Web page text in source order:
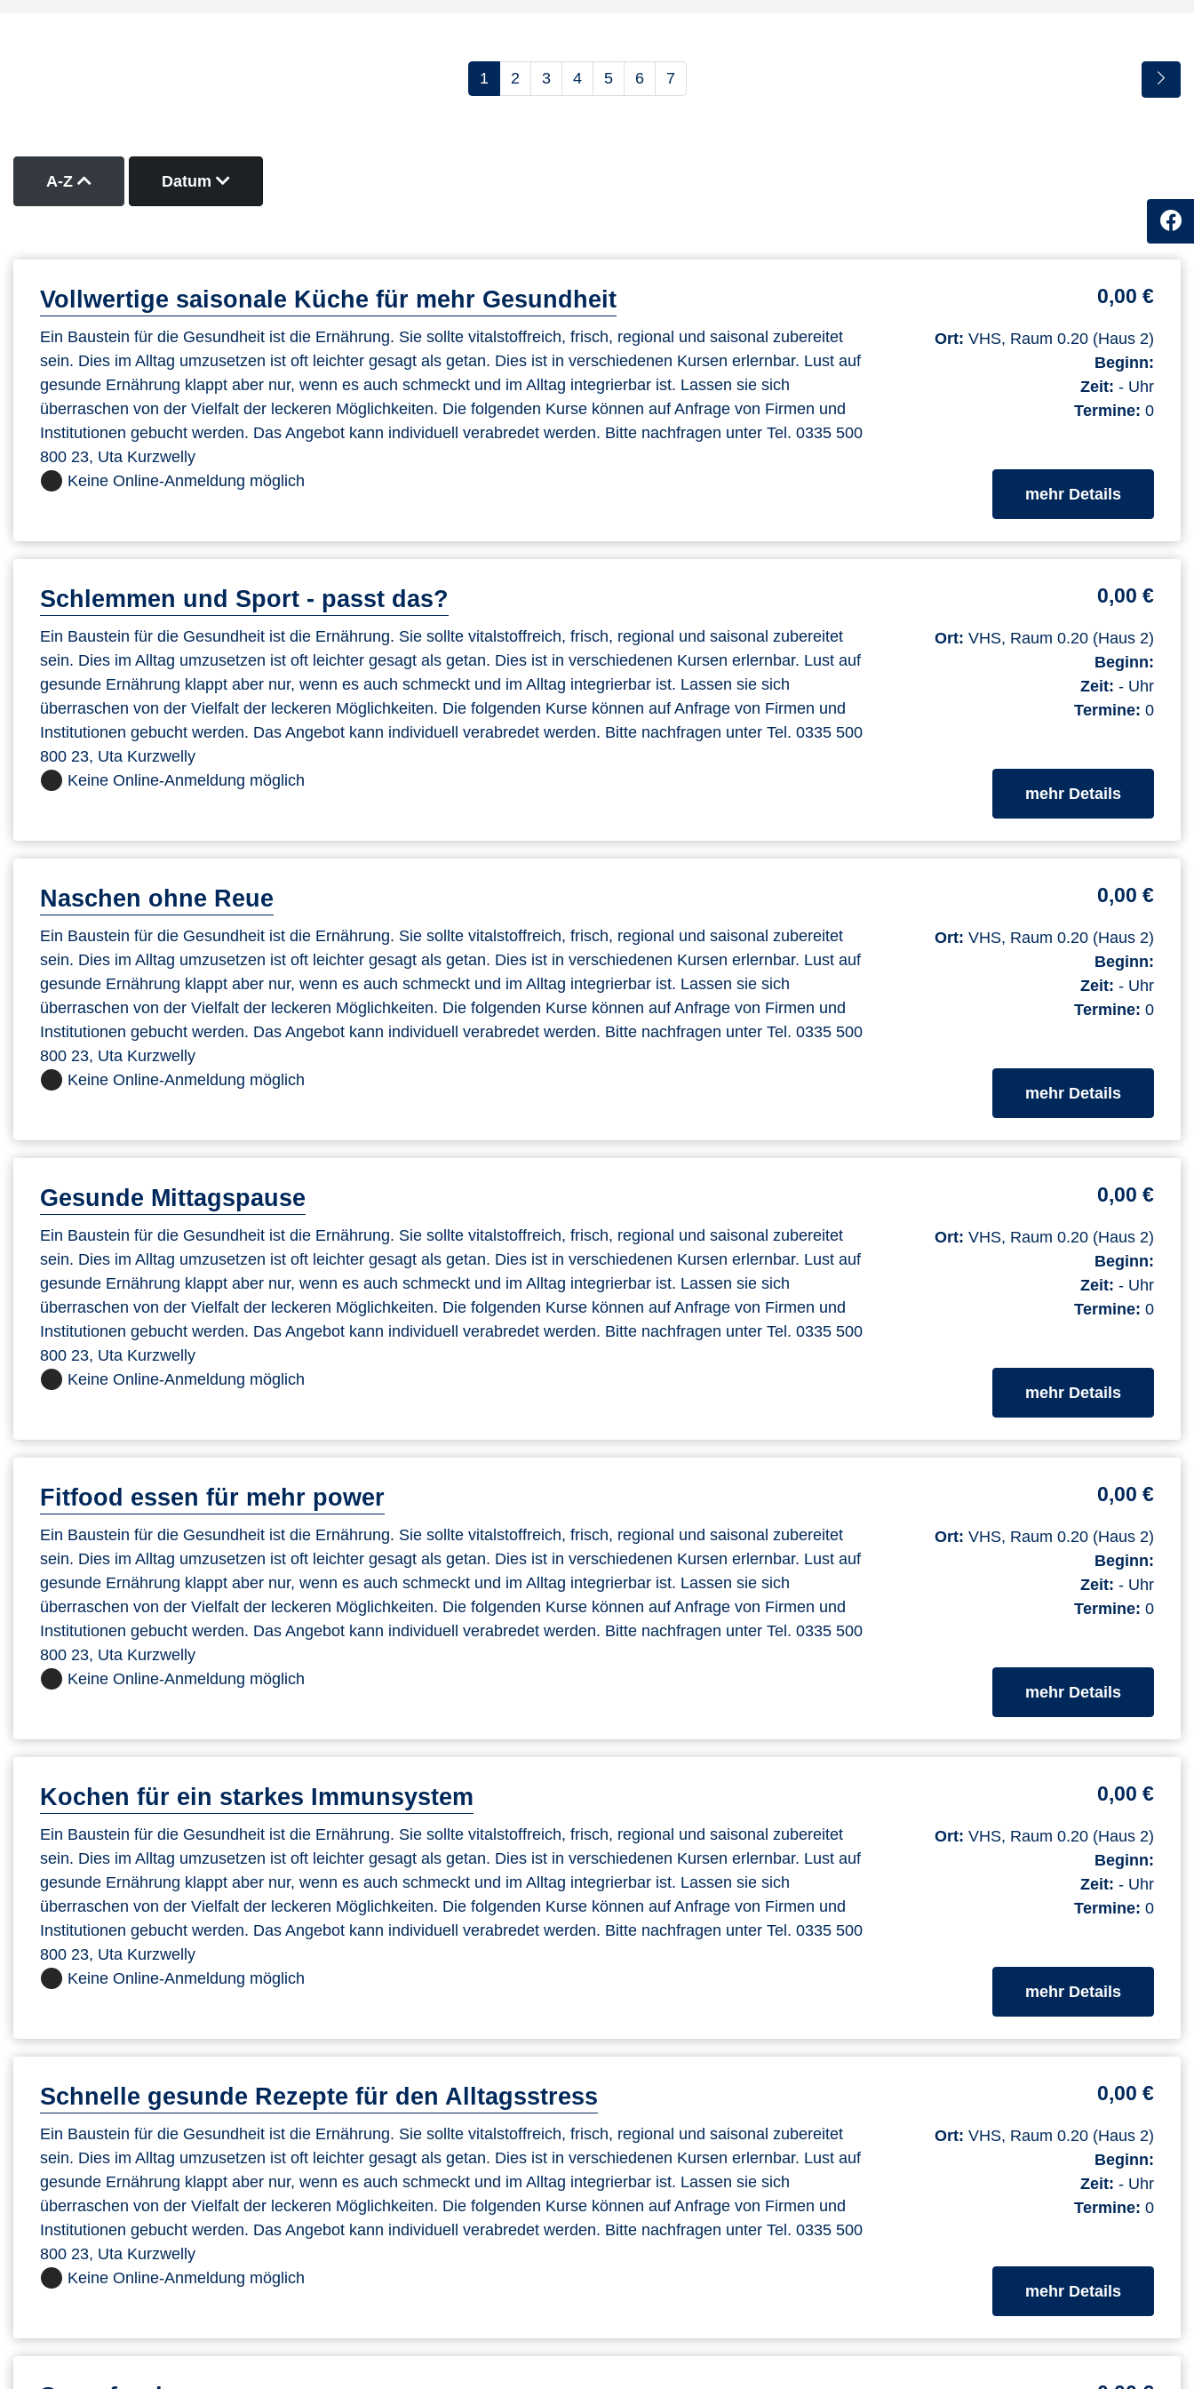
1 2 3 4 5 6 7
A-Z Kurse nach Titel aufsteigend sortieren
Datum Kurse nach Datum absteigend sortieren
Vollwertige saisonale Küche für mehr Gesundheit
Ein Baustein für die Gesundheit ist die Ernährung. Sie sollte vitalstoffreich, frisch, regional und saisonal zubereitet
sein. Dies im Alltag umzusetzen ist oft leichter gesagt als getan. Dies ist in verschiedenen Kursen erlernbar. Lust auf
gesunde Ernährung klappt aber nur, wenn es auch schmeckt und im Alltag integrierbar ist. Lassen sie sich
überraschen von der Vielfalt der leckeren Möglichkeiten. Die folgenden Kurse können auf Anfrage von Firmen und
Institutionen gebucht werden. Das Angebot kann individuell verabredet werden. Bitte nachfragen unter Tel. 0335 500
800 23, Uta Kurzwelly
0,00 €
Ort: VHS, Raum 0.20 (Haus 2)
Beginn:
Zeit: - Uhr
Termine: 0
Keine Online-Anmeldung möglich
mehr Detailszum
Schlemmen und Sport - passt das?
Ein Baustein für die Gesundheit ist die Ernährung. Sie sollte vitalstoffreich, frisch, regional und saisonal zubereitet
sein. Dies im Alltag umzusetzen ist oft leichter gesagt als getan. Dies ist in verschiedenen Kursen erlernbar. Lust auf
gesunde Ernährung klappt aber nur, wenn es auch schmeckt und im Alltag integrierbar ist. Lassen sie sich
überraschen von der Vielfalt der leckeren Möglichkeiten. Die folgenden Kurse können auf Anfrage von Firmen und
Institutionen gebucht werden. Das Angebot kann individuell verabredet werden. Bitte nachfragen unter Tel. 0335 500
800 23, Uta Kurzwelly
0,00 €
Ort: VHS, Raum 0.20 (Haus 2)
Beginn:
Zeit: - Uhr
Termine: 0
Keine Online-Anmeldung möglich
mehr Detailszum
Naschen ohne Reue
Ein Baustein für die Gesundheit ist die Ernährung. Sie sollte vitalstoffreich, frisch, regional und saisonal zubereitet
sein. Dies im Alltag umzusetzen ist oft leichter gesagt als getan. Dies ist in verschiedenen Kursen erlernbar. Lust auf
gesunde Ernährung klappt aber nur, wenn es auch schmeckt und im Alltag integrierbar ist. Lassen sie sich
überraschen von der Vielfalt der leckeren Möglichkeiten. Die folgenden Kurse können auf Anfrage von Firmen und
Institutionen gebucht werden. Das Angebot kann individuell verabredet werden. Bitte nachfragen unter Tel. 0335 500
800 23, Uta Kurzwelly
0,00 €
Ort: VHS, Raum 0.20 (Haus 2)
Beginn:
Zeit: - Uhr
Termine: 0
Keine Online-Anmeldung möglich
mehr Detailszum
Gesunde Mittagspause
Ein Baustein für die Gesundheit ist die Ernährung. Sie sollte vitalstoffreich, frisch, regional und saisonal zubereitet
sein. Dies im Alltag umzusetzen ist oft leichter gesagt als getan. Dies ist in verschiedenen Kursen erlernbar. Lust auf
gesunde Ernährung klappt aber nur, wenn es auch schmeckt und im Alltag integrierbar ist. Lassen sie sich
überraschen von der Vielfalt der leckeren Möglichkeiten. Die folgenden Kurse können auf Anfrage von Firmen und
Institutionen gebucht werden. Das Angebot kann individuell verabredet werden. Bitte nachfragen unter Tel. 0335 500
800 23, Uta Kurzwelly
0,00 €
Ort: VHS, Raum 0.20 (Haus 2)
Beginn:
Zeit: - Uhr
Termine: 0
Keine Online-Anmeldung möglich
mehr Detailszum
Fitfood essen für mehr power
Ein Baustein für die Gesundheit ist die Ernährung. Sie sollte vitalstoffreich, frisch, regional und saisonal zubereitet
sein. Dies im Alltag umzusetzen ist oft leichter gesagt als getan. Dies ist in verschiedenen Kursen erlernbar. Lust auf
gesunde Ernährung klappt aber nur, wenn es auch schmeckt und im Alltag integrierbar ist. Lassen sie sich
überraschen von der Vielfalt der leckeren Möglichkeiten. Die folgenden Kurse können auf Anfrage von Firmen und
Institutionen gebucht werden. Das Angebot kann individuell verabredet werden. Bitte nachfragen unter Tel. 0335 500
800 23, Uta Kurzwelly
0,00 €
Ort: VHS, Raum 0.20 (Haus 2)
Beginn:
Zeit: - Uhr
Termine: 0
Keine Online-Anmeldung möglich
mehr Detailszum
Kochen für ein starkes Immunsystem
Ein Baustein für die Gesundheit ist die Ernährung. Sie sollte vitalstoffreich, frisch, regional und saisonal zubereitet
sein. Dies im Alltag umzusetzen ist oft leichter gesagt als getan. Dies ist in verschiedenen Kursen erlernbar. Lust auf
gesunde Ernährung klappt aber nur, wenn es auch schmeckt und im Alltag integrierbar ist. Lassen sie sich
überraschen von der Vielfalt der leckeren Möglichkeiten. Die folgenden Kurse können auf Anfrage von Firmen und
Institutionen gebucht werden. Das Angebot kann individuell verabredet werden. Bitte nachfragen unter Tel. 0335 500
800 23, Uta Kurzwelly
0,00 €
Ort: VHS, Raum 0.20 (Haus 2)
Beginn:
Zeit: - Uhr
Termine: 0
Keine Online-Anmeldung möglich
mehr Detailszum
Schnelle gesunde Rezepte für den Alltagsstress
Ein Baustein für die Gesundheit ist die Ernährung. Sie sollte vitalstoffreich, frisch, regional und saisonal zubereitet
sein. Dies im Alltag umzusetzen ist oft leichter gesagt als getan. Dies ist in verschiedenen Kursen erlernbar. Lust auf
gesunde Ernährung klappt aber nur, wenn es auch schmeckt und im Alltag integrierbar ist. Lassen sie sich
überraschen von der Vielfalt der leckeren Möglichkeiten. Die folgenden Kurse können auf Anfrage von Firmen und
Institutionen gebucht werden. Das Angebot kann individuell verabredet werden. Bitte nachfragen unter Tel. 0335 500
800 23, Uta Kurzwelly
0,00 €
Ort: VHS, Raum 0.20 (Haus 2)
Beginn:
Zeit: - Uhr
Termine: 0
Keine Online-Anmeldung möglich
mehr Detailszum